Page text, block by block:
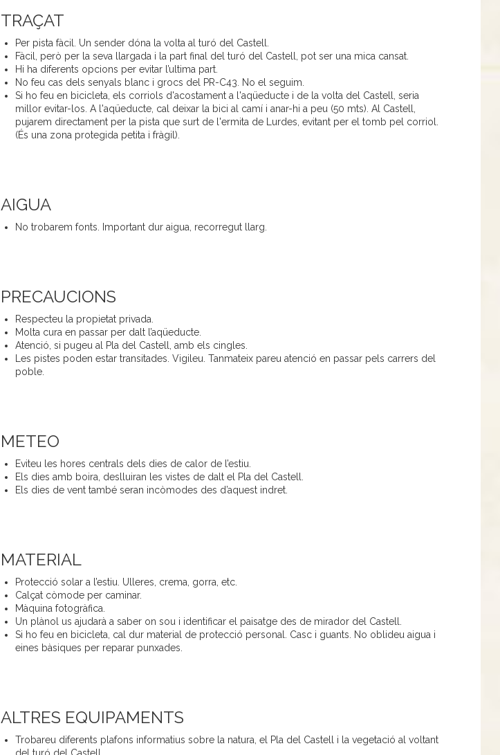
TRAÇAT
Per pista fàcil. Un sender dóna la volta al turó del Castell.
Fàcil, però per la seva llargada i la part final del turó del Castell, pot ser una mica cansat.
Hi ha diferents opcions per evitar l’ultima part.
No feu cas dels senyals blanc i grocs del PR-C43. No el seguim.
Si ho feu en bicicleta, els corriols d'acostament a l'aqüeducte i de la volta del Castell, seria
millor evitar-los. A l'aqüeducte, cal deixar la bici al camí i anar-hi a peu (50 mts). Al Castell,
pujarem directament per la pista que surt de l'ermita de Lurdes, evitant per el tomb pel corriol.
(És una zona protegida petita i fràgil).
AIGUA
No trobarem fonts. Important dur aigua, recorregut llarg.
PRECAUCIONS
Respecteu la propietat privada.
Molta cura en passar per dalt l’aqüeducte.
Atenció, si pugeu al Pla del Castell, amb els cingles.
Les pistes poden estar transitades. Vigileu. Tanmateix pareu atenció en passar pels carrers del
poble.
METEO
Eviteu les hores centrals dels dies de calor de l’estiu.
Els dies amb boira, deslluiran les vistes de dalt el Pla del Castell.
Els dies de vent també seran incòmodes des d’aquest indret.
MATERIAL
Protecció solar a l’estiu. Ulleres, crema, gorra, etc.
Calçat còmode per caminar.
Màquina fotogràfica.
Un plànol us ajudarà a saber on sou i identificar el paisatge des de mirador del Castell.
Si ho feu en bicicleta, cal dur material de protecció personal. Casc i guants. No oblideu aigua i
eines bàsiques per reparar punxades.
ALTRES EQUIPAMENTS
Trobareu diferents plafons informatius sobre la natura, el Pla del Castell i la vegetació al voltant